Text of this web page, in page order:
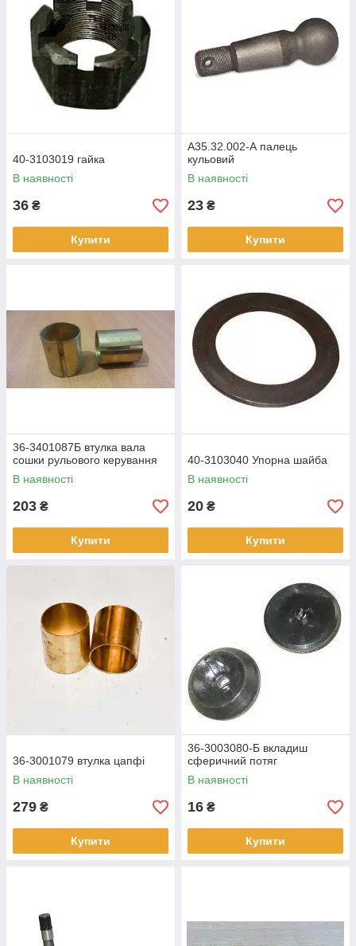
40-3103019 гайка
В наявності
36 ₴
Купити
А35.32.002-А палець
кульовий
В наявності
23 ₴
Купити
36-3401087Б втулка вала
сошки рульового керування
В наявності
203 ₴
Купити
40-3103040 Упорна шайба
В наявності
20 ₴
Купити
36-3001079 втулка цапфі
В наявності
279 ₴
Купити
36-3003080-Б вкладиш
сферичний потяг
В наявності
16 ₴
Купити